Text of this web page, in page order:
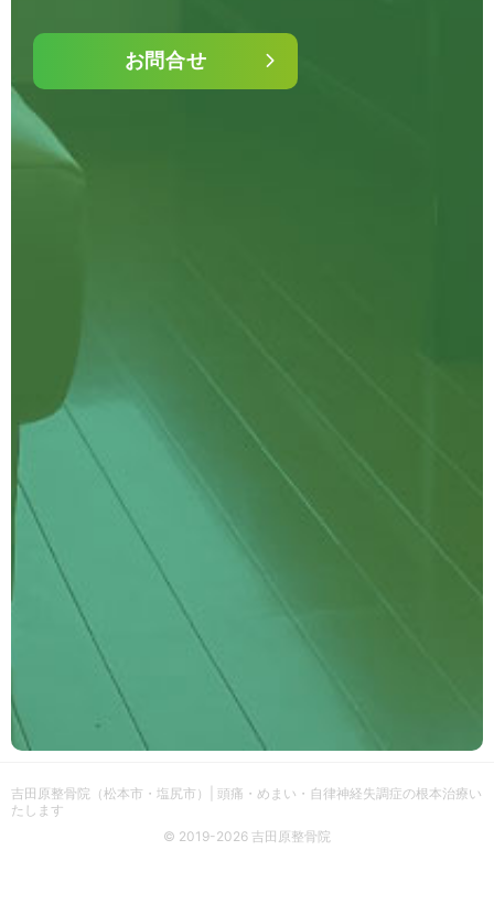
お問合せ
© 2019-2026 吉田原整骨院
吉田原整骨院（松本市・塩尻市）| 頭痛・めまい・自律神経失調症の根本治療い
たします